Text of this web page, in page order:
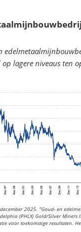
lagere niveaus ten
2025. "Goud- en
(PHLX) Gold/Silver Miners
voor toekomstige resultaten.